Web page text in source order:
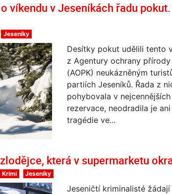
víkendu v Jeseníkách řadu
Jeseníky
Desítky pokut udělili tento
z Agentury ochrany přírody
(AOPK) neukázněným
partiích Jeseníků. Řada z
pohybovala v
rezervace, neodradila je
tragédie ve...
která v supermarketu
Krimi Jeseníky
Jeseničtí kriminalisté